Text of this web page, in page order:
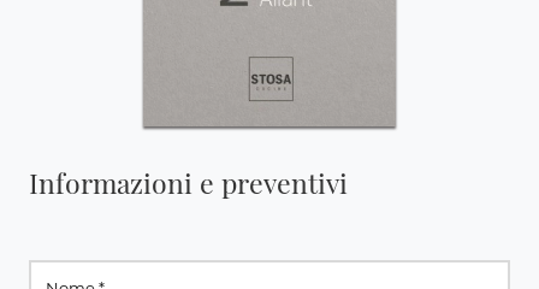
Informazioni e preventivi